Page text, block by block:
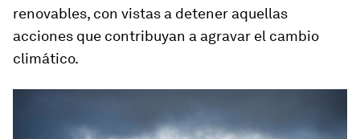
renovables, con vistas a detener aquellas
acciones que contribuyan a agravar el cambio
climático.